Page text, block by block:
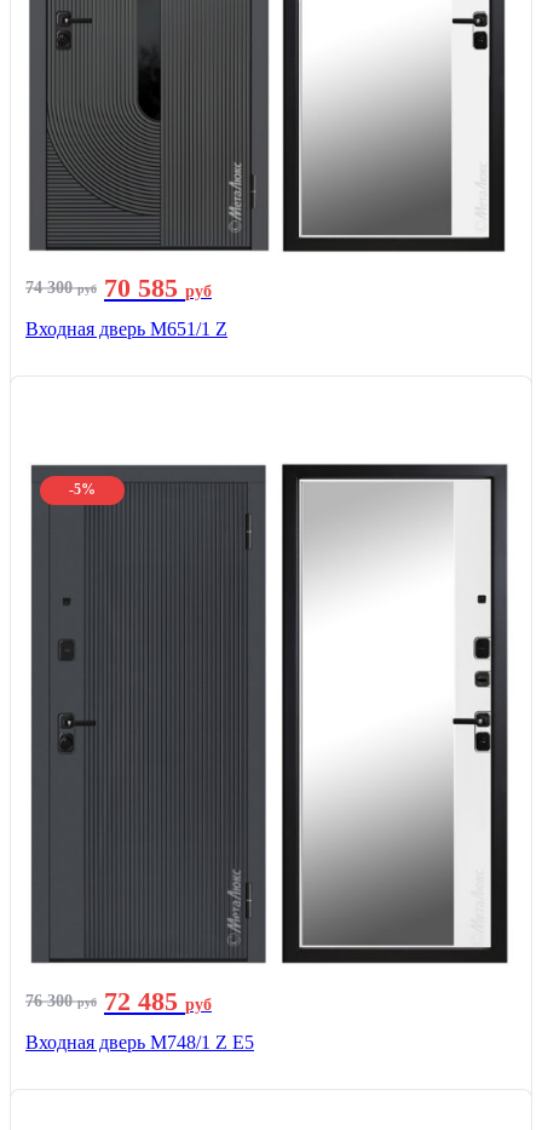
74 300руб 70 585 руб
Входная дверь М651/1 Z
-5%
76 300руб 72 485 руб
Входная дверь М748/1 Z Е5